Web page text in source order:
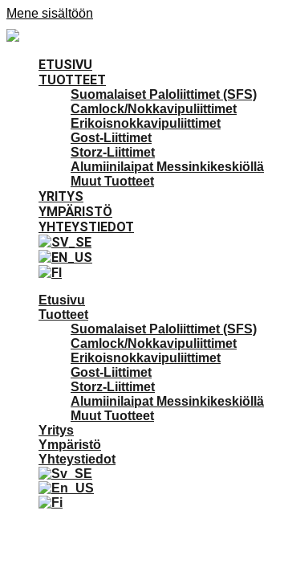
Mene sisältöön
ETUSIVU
TUOTTEET
Suomalaiset Paloliittimet (SFS)
Camlock/Nokkavipuliittimet
Erikoisnokkavipuliittimet
Gost-Liittimet
Storz-Liittimet
Alumiinilaipat Messinkikeskiöllä
Muut Tuotteet
YRITYS
YMPÄRISTÖ
YHTEYSTIEDOT
Etusivu
Tuotteet
Suomalaiset Paloliittimet (SFS)
Camlock/Nokkavipuliittimet
Erikoisnokkavipuliittimet
Gost-Liittimet
Storz-Liittimet
Alumiinilaipat Messinkikeskiöllä
Muut Tuotteet
Yritys
Ympäristö
Yhteystiedot